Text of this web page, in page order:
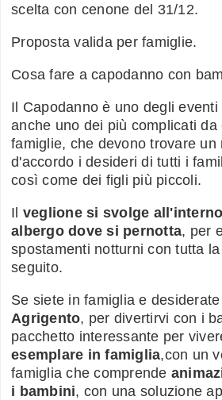
scelta con cenone del 31/12.
Proposta valida per famiglie.
Cosa fare a capodanno con
Il Capodanno è uno degli
anche uno dei più complicati
famiglie, che devono trovare un
d'accordo i desideri di tutti i
così come dei figli più piccoli.
Il veglione si svolge
albergo dove si pernotta, per
spostamenti notturni con tutta
seguito.
Se siete in famiglia e desiderate
Agrigento, per divertirvi con i
pacchetto interessante per
esemplare in famiglia,con un
famiglia che comprende
i bambini, con una soluzione